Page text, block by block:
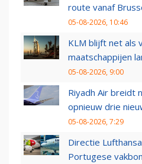
route vanaf
05-08-2026, 10:46
KLM blijft net als
maatschappijen
05-08-2026, 9:00
Riyadh Air breidt
opnieuw drie
05-08-2026, 7:29
Directie
Portugese